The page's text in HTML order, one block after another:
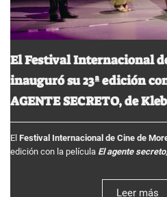
El Festival Internacional
inauguró su 23ª edición
AGENTE SECRETO, de
El Festival Internacional de Cine de
edición con la película El agente secreto
Leer más